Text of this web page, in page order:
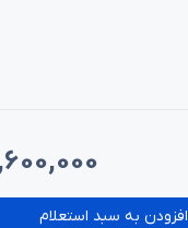
افزودن به سبد استعلام